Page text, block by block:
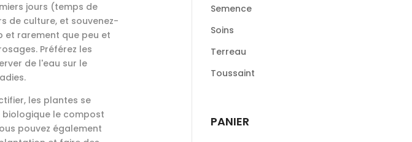
jours (temps de
de culture, et souvenez-
et rarement que peu et
Préférez les
de l'eau sur le
les plantes se
biologique le compost
pouvez également
Semence
Soins
Terreau
Toussaint
PANIER